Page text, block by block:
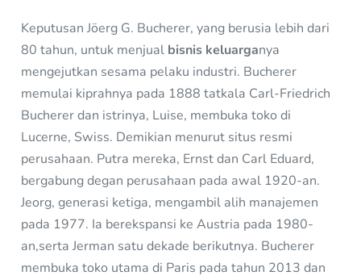
Keputusan Jöerg G. Bucherer, yang berusia lebih dari
80 tahun, untuk menjual bisnis keluarganya
mengejutkan sesama pelaku industri. Bucherer
memulai kiprahnya pada 1888 tatkala Carl-Friedrich
Bucherer dan istrinya, Luise, membuka toko di
Lucerne, Swiss. Demikian menurut situs resmi
perusahaan. Putra mereka, Ernst dan Carl Eduard,
bergabung degan perusahaan pada awal 1920-an.
Jeorg, generasi ketiga, mengambil alih manajemen
pada 1977. Ia berekspansi ke Austria pada 1980-
an,serta Jerman satu dekade berikutnya. Bucherer
membuka toko utama di Paris pada tahun 2013 dan